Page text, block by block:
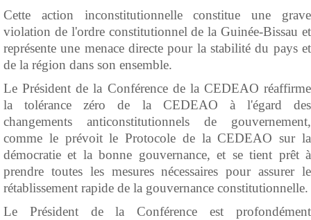
Cette action inconstitutionnelle constitue une grave
violation de l'ordre constitutionnel de la Guinée-Bissau et
représente une menace directe pour la stabilité du pays et
de la région dans son ensemble.
Le Président de la Conférence de la CEDEAO réaffirme
la tolérance zéro de la CEDEAO à l'égard des
changements anticonstitutionnels de gouvernement,
comme le prévoit le Protocole de la CEDEAO sur la
démocratie et la bonne gouvernance, et se tient prêt à
prendre toutes les mesures nécessaires pour assurer le
rétablissement rapide de la gouvernance constitutionnelle.
Le Président de la Conférence est profondément